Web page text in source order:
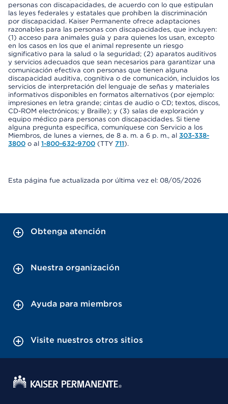
personas con discapacidades, de acuerdo con lo que estipulan
las leyes federales y estatales que prohíben la discriminación
por discapacidad. Kaiser Permanente ofrece adaptaciones
razonables para las personas con discapacidades, que incluyen:
(1) acceso para animales guía y para quienes los usan, excepto
en los casos en los que el animal represente un riesgo
significativo para la salud o la seguridad; (2) aparatos auditivos
y servicios adecuados que sean necesarios para garantizar una
comunicación efectiva con personas que tienen alguna
discapacidad auditiva, cognitiva o de comunicación, incluidos los
servicios de interpretación del lenguaje de señas y materiales
informativos disponibles en formatos alternativos (por ejemplo:
impresiones en letra grande; cintas de audio o CD; textos, discos,
CD-ROM electrónicos; y Braille); y (3) salas de exploración y
equipo médico para personas con discapacidades. Si tiene
alguna pregunta específica, comuníquese con Servicio a los
Miembros, de lunes a viernes, de 8 a. m. a 6 p. m., al 303-338-
3800 o al 1-800-632-9700 (TTY 711).
Esta página fue actualizada por última vez el: 08/05/2026
Obtenga atención
Nuestra organización
Ayuda para miembros
Visite nuestros otros sitios